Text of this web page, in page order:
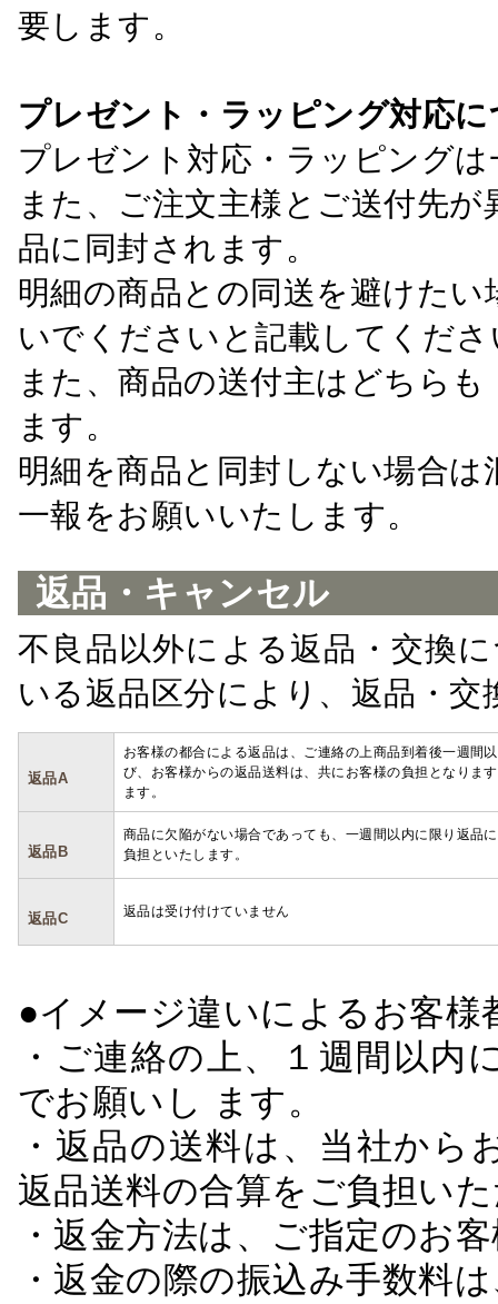
要します。
プレゼント・ラッピング対応
プレゼント対応・ラッピング
また、ご注文主様とご送付先
品に同封されます。
明細の商品との同送を避けた
いでくださいと記載してくださ
また、商品の送付主はどちら
ます。
明細を商品と同封しない場合
一報をお願いいたします。
返品・キャンセル
不良品以外による返品・交換
いる返品区分により、返品・
返品A
お客様の都合による返品は、ご連絡の上商品到着後一週間
び、お客様からの返品送料は、共にお客様の負担となりま
ます。
返品B
商品に欠陥がない場合であっても、一週間以内に限り返品
負担といたします。
返品C 返品は受け付けていません
●イメージ違いによるお客
・ご連絡の上、１週間以
でお願いし ます。
・返品の送料は、当社か
返品送料の合算をご負担い
・返金方法は、ご指定のお
・返金の際の振込み手数料